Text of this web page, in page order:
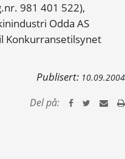
981 401 522),
Odda AS
Konkurransetilsynet
Publisert: 10.09.2004
Del på: